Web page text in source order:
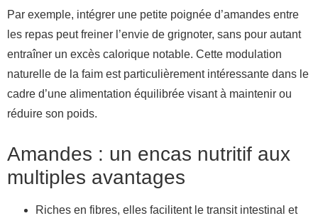
Par exemple, intégrer une petite poignée d’amandes entre
les repas peut freiner l’envie de grignoter, sans pour autant
entraîner un excès calorique notable. Cette modulation
naturelle de la faim est particulièrement intéressante dans le
cadre d’une alimentation équilibrée visant à maintenir ou
réduire son poids.
Amandes : un encas nutritif aux
multiples avantages
Riches en fibres, elles facilitent le transit intestinal et